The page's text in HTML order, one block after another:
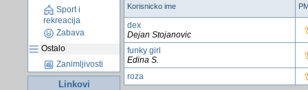
Sport i
rekreacija
Zabava
Ostalo
Zanimljivosti
Linkovi
Korisnicko ime
dex
Dejan Stojanovic
funky girl
Edina S.
roza